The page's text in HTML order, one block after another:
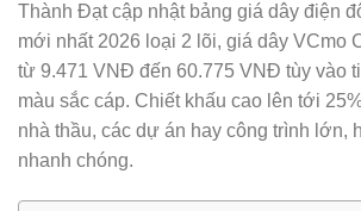
Thành Đạt cập nhật bảng giá dây điện
mới nhất 2026 loại 2 lõi, giá dây VCmo
từ 9.471 VNĐ đến 60.775 VNĐ tùy vào
màu sắc cáp. Chiết khấu cao lên tới
nhà thầu, các dự án hay công trình lớn,
nhanh chóng.